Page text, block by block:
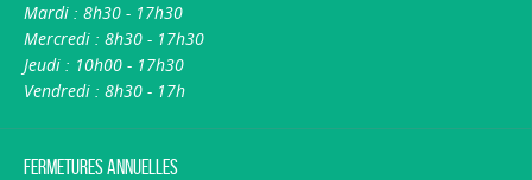
Mardi : 8h30 - 17h30
Mercredi : 8h30 - 17h30
Jeudi : 10h00 - 17h30
Vendredi : 8h30 - 17h
Fermetures annuelles